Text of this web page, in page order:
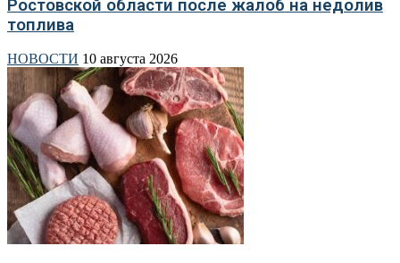
Ростовской области после жалоб на недолив
топлива
НОВОСТИ 10 августа 2026